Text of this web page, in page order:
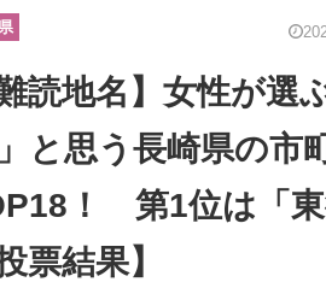
企業向けIT製品の総合サイト
エレクトロニクス専門サイト
難読地名】女性が選
と思う長崎県の市
！ 第1位は「
票結果】